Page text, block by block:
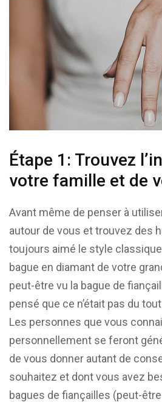
Étape 1: Trouvez
votre famille et de
Avant même de penser à
autour de vous et trouvez des
toujours aimé le style
bague en diamant de votre
peut-être vu la bague de
pensé que ce n’était pas du
Les personnes que vous
personnellement se feront
de vous donner autant de
souhaitez et dont vous avez
bagues de fiançailles (peut-